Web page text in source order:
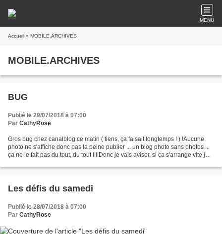
MENU
Accueil » MOBILE.ARCHIVES
MOBILE.ARCHIVES
BUG
Publié le 29/07/2018 à 07:00
Par CathyRose
Gros bug chez canalblog ce matin ( tiens, ça faisait longtemps ! ) !Aucune
photo ne s'affiche donc pas la peine publier ... un blog photo sans photos ...
ça ne le fait pas du tout, du tout !!!!Donc je vais aviser, si ça s'arrange vite je
Les défis du samedi
Publié le 28/07/2018 à 07:00
Par CathyRose